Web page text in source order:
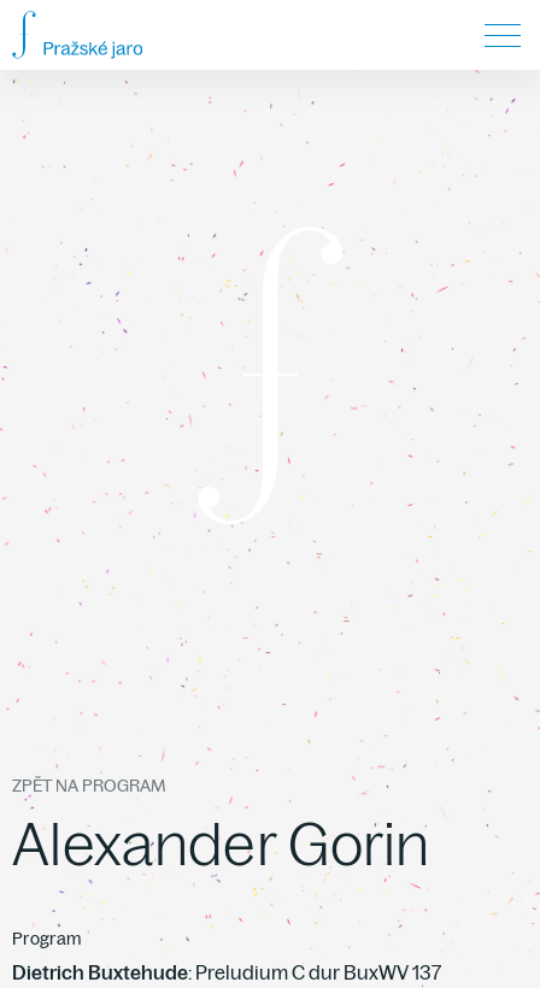
ZPĚT NA PROGRAM
Alexander Gorin
Program
Dietrich Buxtehude: Preludium C dur BuxWV 137